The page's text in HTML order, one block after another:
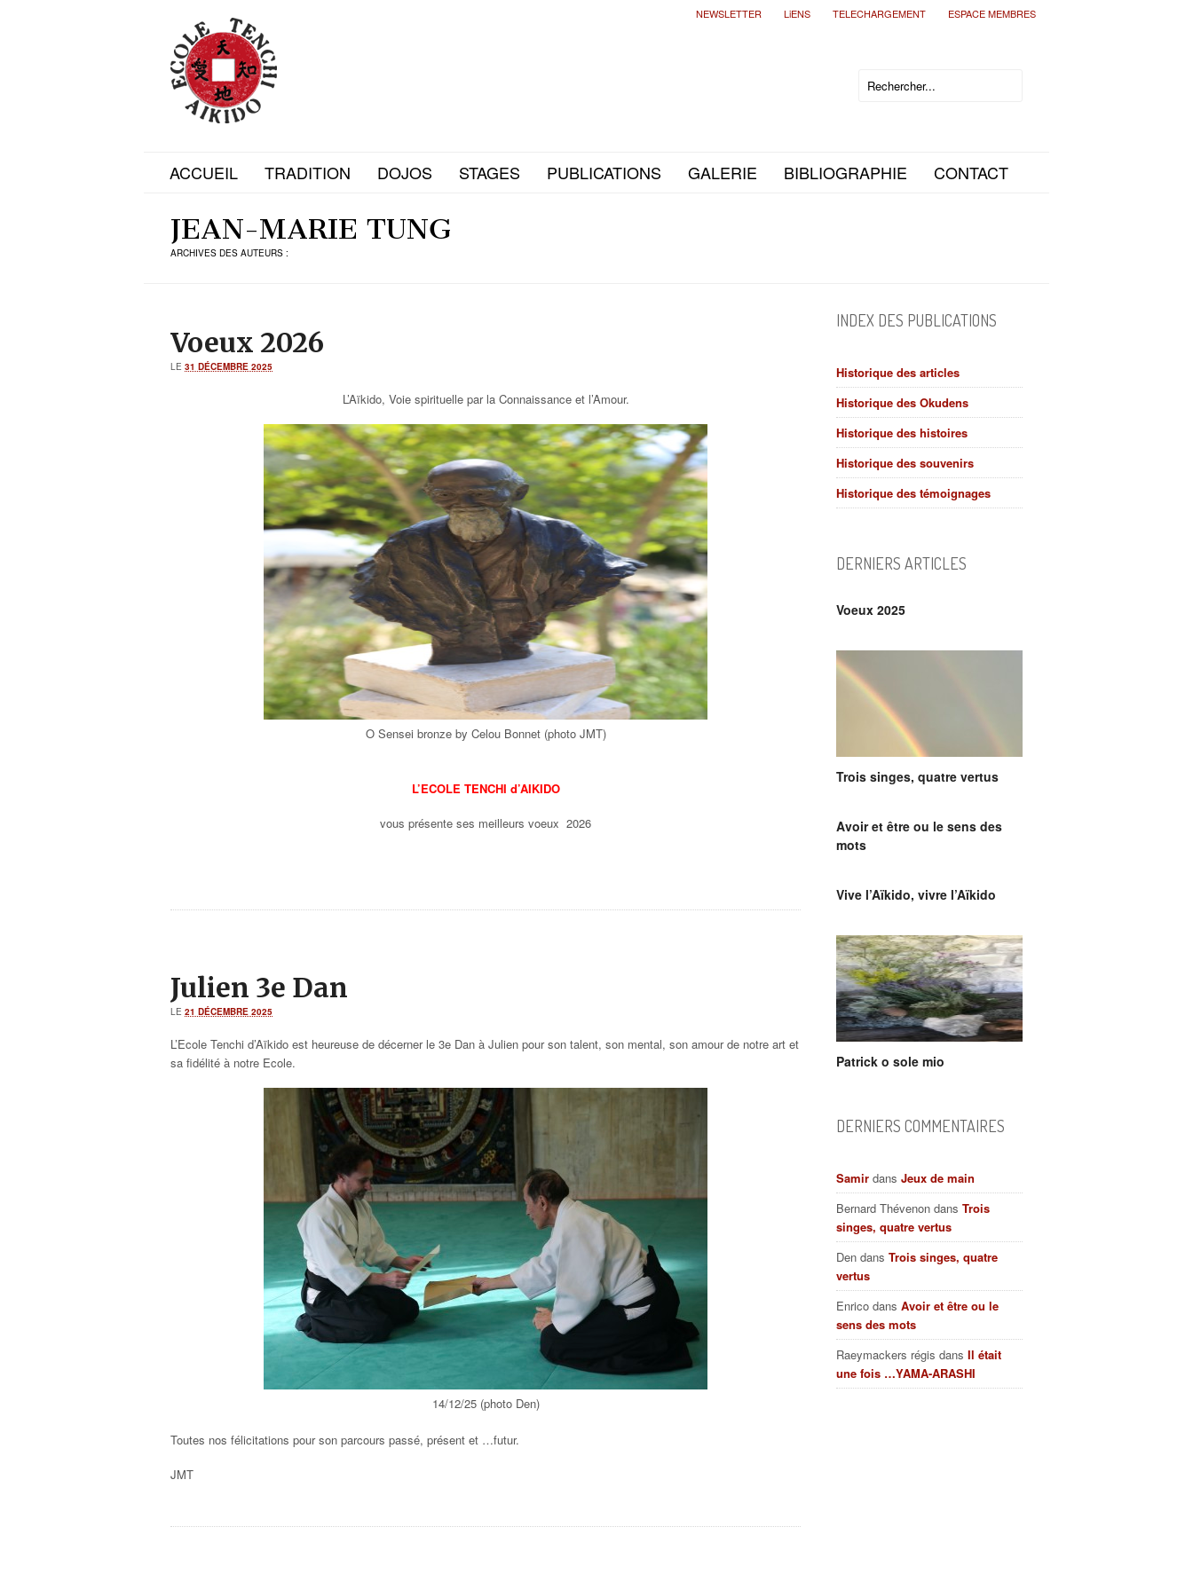
NEWSLETTER LiENS TELECHARGEMENT ESPACE MEMBRES
ACCUEIL TRADITION DOJOS STAGES PUBLICATIONS GALERIE BIBLIOGRAPHIE CONTACT
ARCHIVES DES AUTEURS :
JEAN-MARIE TUNG
Voeux 2026
LE 31 DÉCEMBRE 2025
L’Aïkido, Voie spirituelle par la Connaissance et l’Amour.
O Sensei bronze by Celou Bonnet (photo JMT)
L’ECOLE TENCHI d’AIKIDO
vous présente ses meilleurs voeux 2026
Julien 3e Dan
LE 21 DÉCEMBRE 2025
L’Ecole Tenchi d’Aïkido est heureuse de décerner le 3e Dan à Julien pour son talent, son mental, son amour de notre art et
sa fidélité à notre Ecole.
14/12/25 (photo Den)
Toutes nos félicitations pour son parcours passé, présent et …futur.
JMT
INDEX DES PUBLICATIONS
Historique des articles
Historique des Okudens
Historique des histoires
Historique des souvenirs
Historique des témoignages
DERNIERS ARTICLES
Voeux 2025
Trois singes, quatre vertus
Avoir et être ou le sens des
mots
Vive l’Aïkido, vivre l’Aïkido
Patrick o sole mio
DERNIERS COMMENTAIRES
Samir dans Jeux de main
Bernard Thévenon dans Trois
singes, quatre vertus
Den dans Trois singes, quatre
vertus
Enrico dans Avoir et être ou le
sens des mots
Raeymackers régis dans Il était
une fois …YAMA-ARASHI